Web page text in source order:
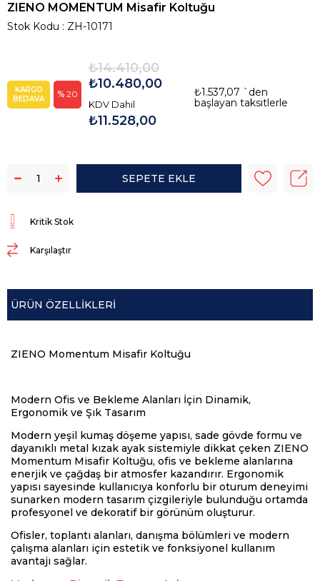
ZIENO MOMENTUM Misafir Koltuğu
Stok Kodu ZH-10171
KARGO
BEDAVA
20
₺14.410,00
₺10.480,00
KDV Dahil
₺11.528,00
₺1.537,07 `den
başlayan taksitlerle
Kritik Stok
Karşılaştır
ÜRÜN ÖZELLIKLERI
ZIENO Momentum Misafir Koltuğu
Modern Ofis ve Bekleme Alanları İçin Dinamik,
Ergonomik ve Şık Tasarım
Modern yeşil kumaş döşeme yapısı, sade gövde formu ve
dayanıklı metal kızak ayak sistemiyle dikkat çeken ZIENO
Momentum Misafir Koltuğu, ofis ve bekleme alanlarına
enerjik ve çağdaş bir atmosfer kazandırır. Ergonomik
yapısı sayesinde kullanıcıya konforlu bir oturum deneyimi
sunarken modern tasarım çizgileriyle bulunduğu ortamda
profesyonel ve dekoratif bir görünüm oluşturur.
Ofisler, toplantı alanları, danışma bölümleri ve modern
çalışma alanları için estetik ve fonksiyonel kullanım
avantajı sağlar.